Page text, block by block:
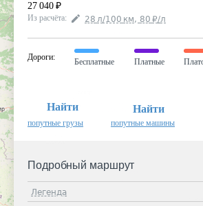
27 040 ₽
Из расчёта: 28 л/100 км, 80 ₽/л
Дороги:
Бесплатные Платные
Найти
попутные грузы
Найти
попутные машины
Подробный маршрут
Легенда